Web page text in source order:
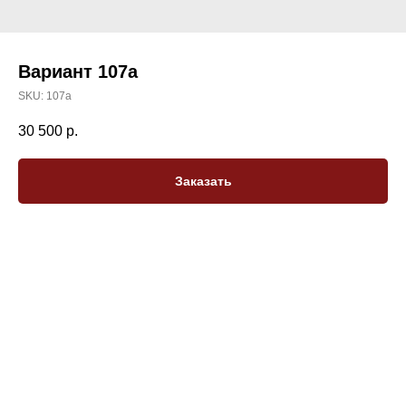
Вариант 107a
SKU: 107a
30 500 р.
Заказать